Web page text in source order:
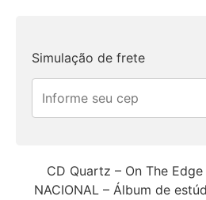
Simulação de frete
CD Quartz – On The
NACIONAL – Álbum de